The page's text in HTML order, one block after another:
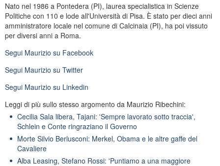
Nato nel 1986 a Pontedera (PI), laurea specialistica in Scienze
Politiche con 110 e lode all'Università di Pisa. È stato per dieci anni
amministratore locale nel comune di Calcinaia (PI), ha poi vissuto
per diversi anni a Roma.
Segui Maurizio su Facebook
Segui Maurizio su Twitter
Segui Maurizio su Linkedin
Leggi di più sullo stesso argomento da Maurizio Ribechini:
Cecilia Sala libera, Tajani: 'Sempre lavorato sotto traccia',
Schlein e Conte ringraziano il Governo
Morte Silvio Berlusconi: Merkel, Obama e le altre gaffe del
Cavaliere
Alba Leasing, Stefano Rossi: 'Puntiamo a una maggiore